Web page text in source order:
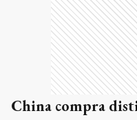
China compra